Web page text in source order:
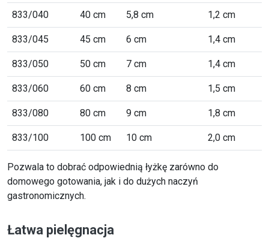
833/040 40 cm 5,8 cm 1,2 cm
833/045 45 cm 6 cm 1,4 cm
833/050 50 cm 7 cm 1,4 cm
833/060 60 cm 8 cm 1,5 cm
833/080 80 cm 9 cm 1,8 cm
833/100 100 cm 10 cm 2,0 cm
Pozwala to dobrać odpowiednią łyżkę zarówno do
domowego gotowania, jak i do dużych naczyń
gastronomicznych.
Łatwa pielęgnacja